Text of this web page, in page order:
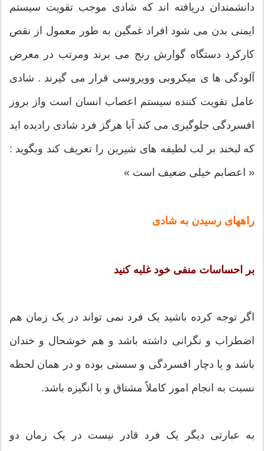
دانشمندان دریافته اند که شادی موجب تقویت سیستم
ایمنی بدن می شود افراد غمگین به طور معمول از نقص
کارکرد دستگاه گوارش رنج می برند ومرتب در معرض
آلودگی ها ی میکروبی وویروسی قرار می گیرند . شادی
عامل تقویت کننده سیستم اعصاب انسان است واز بروز
افسردگی جلوگیری می کند آیا هرگز فرد شادی رادیده اید
که لبخند بر لب لطیفه های شیرین را تعریف کند وبگوید :
« اعصابم خیلی ضعیف است »
راههای رسیدن به شادی
بر احساسات منفی خود غلبه کنید
اگر توجه کرده باشید یک فرد نمی تواند در یک زمان هم
اضطراب و نگرانی داشته باشد و هم خوشحال و خندان
باشد و یا دچار افسردگی و سستی بوده و در همان لحظه
نسبت به انجام امور کاملاً مشتاق و با انگیزه باشد.
به عبارتی دیگر یک فرد قادر نیست در یک زمان دو